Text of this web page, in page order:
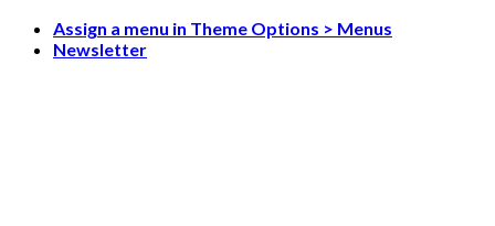
Skip
Assign a menu in Theme Options > Menus
Newsletter